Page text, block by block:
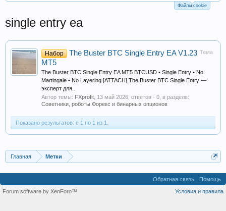
Файлы cookie
single entry ea
Тема
Набор
The Buster BTC Single Entry EA V1.23
MT5
The Buster BTC Single Entry EA MT5 BTCUSD • Single Entry • No
Martingale • No Layering [ATTACH] The Buster BTC Single Entry —
эксперт для...
Автор темы: FXprofit 13 май 2026 , ответов - 0, в разделе:
Советники, роботы Форекс и бинарных опционов
Показано результатов: с 1 по 1 из 1.
Главная Метки
Обратная связь
Помощь
Условия и правила
Forum software by XenForo™